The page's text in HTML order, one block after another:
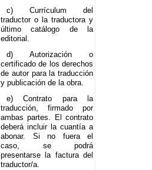
c) Currículum del
traductor o la traductora y
último catálogo de la
editorial.
d) Autorización o
certificado de los derechos
de autor para la traducción
y publicación de la obra.
e) Contrato para la
traducción, firmado por
ambas partes. El contrato
deberá incluir la cuantía a
abonar. Si no fuera el
caso, se podrá
presentarse la factura del
traductor/a.